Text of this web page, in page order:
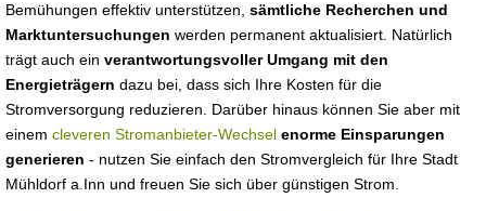
Bemühungen effektiv unterstützen, sämtliche Recherchen und
Marktuntersuchungen werden permanent aktualisiert. Natürlich
trägt auch ein verantwortungsvoller Umgang mit den
Energieträgern dazu bei, dass sich Ihre Kosten für die
Stromversorgung reduzieren. Darüber hinaus können Sie aber mit
einem cleveren Stromanbieter-Wechsel enorme Einsparungen
generieren - nutzen Sie einfach den Stromvergleich für Ihre Stadt
Mühldorf a.Inn und freuen Sie sich über günstigen Strom.